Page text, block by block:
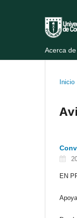
Acerca de
Inicio
EN